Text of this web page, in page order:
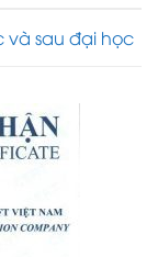
và sau đại học